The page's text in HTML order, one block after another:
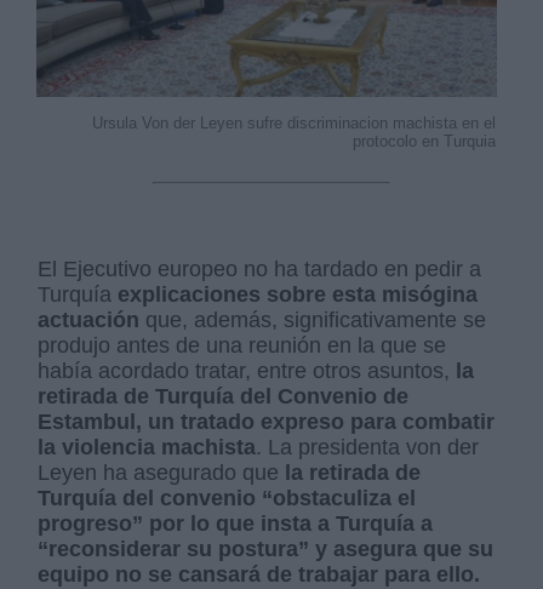
Ursula Von der Leyen sufre discriminacion machista en el
protocolo en Turquia
El Ejecutivo europeo no ha tardado en pedir a
Turquía explicaciones sobre esta misógina
actuación que, además, significativamente se
produjo antes de una reunión en la que se
había acordado tratar, entre otros asuntos,
la
retirada de Turquía del Convenio de
Estambul, un tratado expreso para combatir
la violencia machista. La presidenta von der
Leyen ha asegurado que la retirada de
Turquía del convenio “obstaculiza el
progreso” por lo que insta a Turquía a
“reconsiderar su postura” y asegura que su
equipo no se cansará de trabajar para ello.